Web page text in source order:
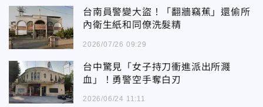
台南員警變大盜！「翻牆竊蕉」還偷所
內衛生紙和同僚洗髮精
2026/07/26 09:29
台中驚見「女子持刀衝進派出所濺
血」！勇警空手奪白刃
2026/06/24 11:11